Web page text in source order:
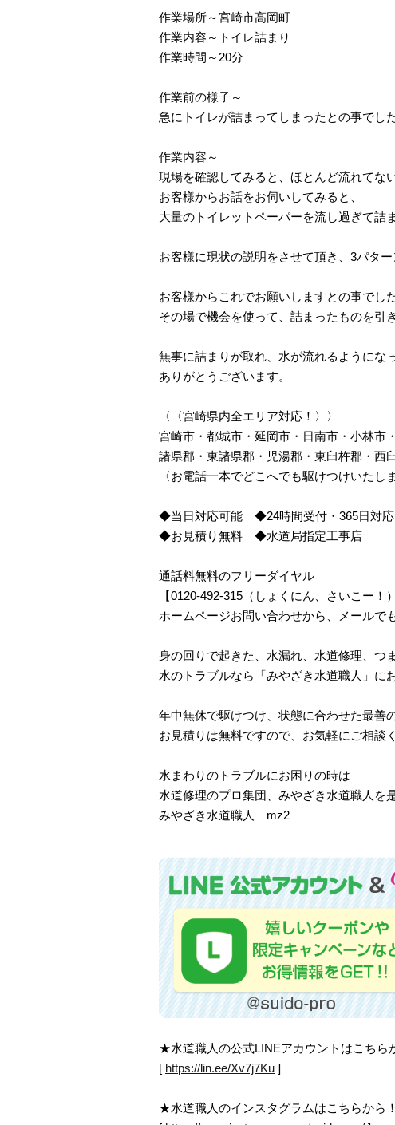
作業場所～宮崎市高岡町
作業内容～トイレ詰まり
作業時間～20分
作業前の様子～
急にトイレが詰まってしまったとの事でした
作業内容～
現場を確認してみると、ほとんど流れてな
お客様からお話をお伺いしてみると、
大量のトイレットペーパーを流し過ぎて詰
お客様に現状の説明をさせて頂き、3パタ
お客様からこれでお願いしますとの事でし
その場で機会を使って、詰まったものを引
無事に詰まりが取れ、水が流れるようにな
ありがとうございます。
〈〈宮崎県内全エリア対応！〉〉
宮崎市・都城市・延岡市・日南市・小林市
諸県郡・東諸県郡・児湯郡・東臼杵郡・西
〈お電話一本でどこへでも駆けつけいたし
◆当日対応可能 ◆24時間受付・365日対応
◆お見積り無料 ◆水道局指定工事店
通話料無料のフリーダイヤル
【0120-492-315（しょくにん、さいこー！
ホームページお問い合わせから、メールで
身の回りで起きた、水漏れ、水道修理、つ
水のトラブルなら「みやざき水道職人」に
年中無休で駆けつけ、状態に合わせた最善
お見積りは無料ですので、お気軽にご相談
水まわりのトラブルにお困りの時は
水道修理のプロ集団、みやざき水道職人を
みやざき水道職人 mz2
★水道職人の公式LINEアカウントはこちら
[ https://lin.ee/Xv7j7Ku ]
★水道職人のインスタグラムはこちらから！